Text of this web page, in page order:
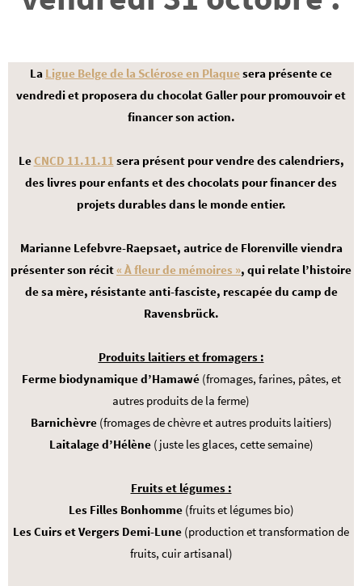
La Ligue Belge de la Sclérose en Plaque sera présente ce
vendredi et proposera du chocolat Galler pour promouvoir et
financer son action.
LeCNCD 11.11.11 sera présent pour vendre des calendriers,
des livres pour enfants et des chocolats pour financer des
projets durables dans le monde entier.
Marianne Lefebvre-Raepsaet, autrice de Florenville viendra
présenter son récit« À fleur de mémoires », qui relate l’histoire
de sa mère, résistante anti-fasciste, rescapée du camp de
Ravensbrück.
Produits laitiers et fromagers :
Ferme biodynamique d’Hamawé(fromages, farines, pâtes, et
autres produits de la ferme)
Barnichèvre(fromages de chèvre et autres produits laitiers)
Laitalage d’Hélène(juste les glaces, cette semaine)
Fruits et légumes :
Les Filles Bonhomme(fruits et légumes bio)
Les Cuirs et Vergers Demi-Lune (production et transformation de
fruits, cuir artisanal)